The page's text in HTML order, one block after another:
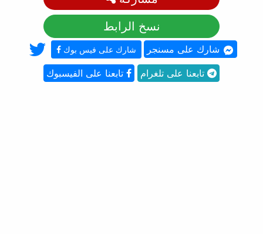
نسخ الرابط
شارك على فيس بوك شارك على مسنجر
تابعنا على الفيسبوك تابعنا على تلغرام